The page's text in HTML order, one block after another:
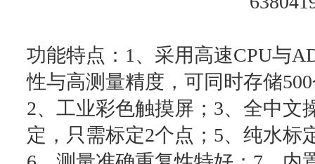
功能特点： 1、采用高速CPU与
性与高测量精度，可同时存储
2、工业彩色触摸屏； 3、全中文
定，只需标定2个点；5、纯水标